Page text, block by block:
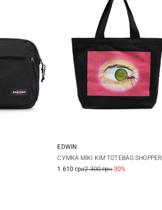
One Size
EDWIN
СУМКА MIKI KIM TOTEBAG SHOPPER
1 610 грн2 300 грн-30%